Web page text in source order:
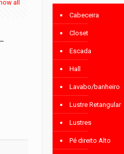
all
Cabeceira
Closet
Escada
Hall
Lavabo/banheiro
Lustre Retangular
Lustres
Pé direito Alto